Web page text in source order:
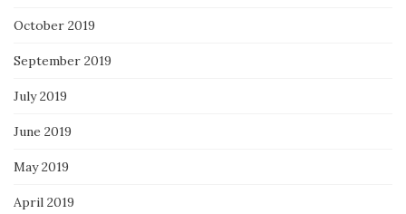
October 2019
September 2019
July 2019
June 2019
May 2019
April 2019